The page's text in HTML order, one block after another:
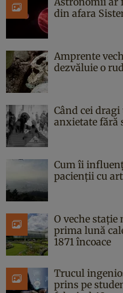
din afara
Amprente
dezvăluie o
Când cei
anxietate fără
Cum îi
pacienții cu
O veche
prima lună
1871 încoace
Trucul
prins pe